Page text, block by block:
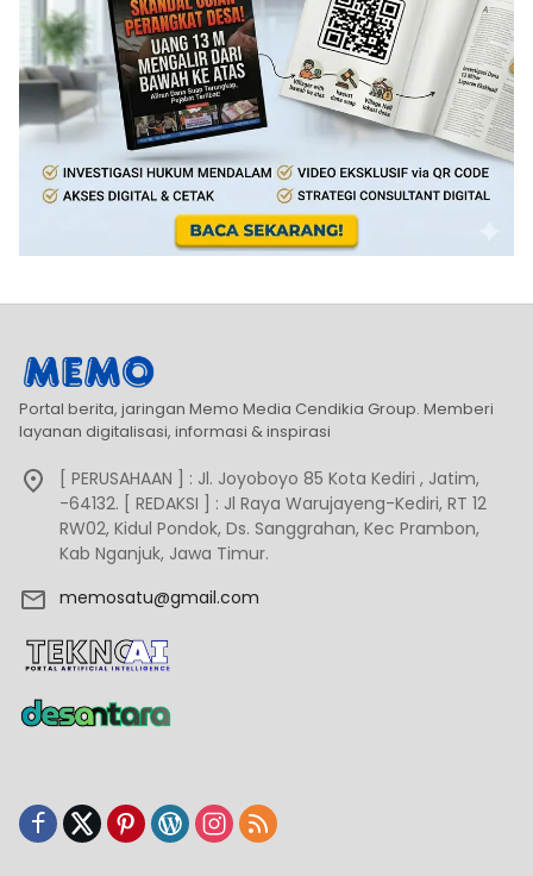
Portal berita, jaringan Memo Media Cendikia Group. Memberi
layanan digitalisasi, informasi & inspirasi
[ PERUSAHAAN ] : Jl. Joyoboyo 85 Kota Kediri , Jatim,
-64132. [ REDAKSI ] : Jl Raya Warujayeng-Kediri, RT 12
RW02, Kidul Pondok, Ds. Sanggrahan, Kec Prambon,
Kab Nganjuk, Jawa Timur.
memosatu@gmail.com